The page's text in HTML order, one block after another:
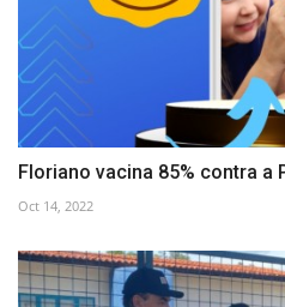
Floriano vacina 85% contra a
Oct 14, 2022